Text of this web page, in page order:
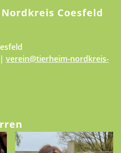
Coesfeld
| verein@tierheim-nordkreis-